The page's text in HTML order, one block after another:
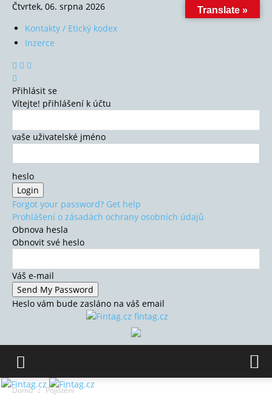
Čtvrtek, 06. srpna 2026
Kontakty / Etický kodex
Inzerce
Přihlásit se
Vítejte! přihlášení k účtu
vaše uživatelské jméno
heslo
Forgot your password? Get help
Prohlášení o zásadách ochrany osobních údajů
Obnova hesla
Obnovit své heslo
Váš e-mail
Heslo vám bude zasláno na váš email
fintag.cz
Domů Pojištění
Translate »